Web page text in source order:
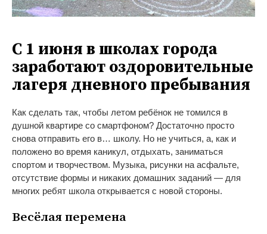
С 1 июня в школах города
заработают оздоровительные
лагеря дневного пребывания
Как сделать так, чтобы летом ребёнок не томился в
душной квартире со смартфоном? Достаточно просто
снова отправить его в… школу. Но не учиться, а, как и
положено во время каникул, отдыхать, заниматься
спортом и творчеством. Музыка, рисунки на асфальте,
отсутствие формы и никаких домашних заданий — для
многих ребят школа открывается с новой стороны.
Весёлая перемена